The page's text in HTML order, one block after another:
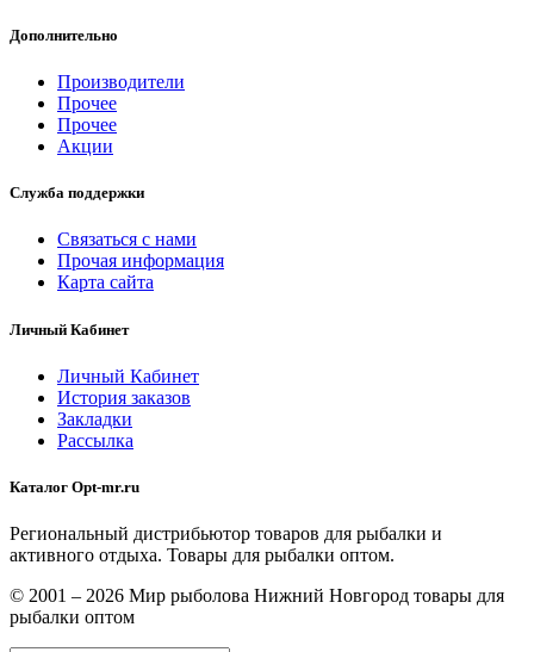
Дополнительно
Производители
Прочее
Прочее
Акции
Служба поддержки
Связаться с нами
Прочая информация
Карта сайта
Личный Кабинет
Личный Кабинет
История заказов
Закладки
Рассылка
Каталог Opt-mr.ru
Региональный дистрибьютор товаров для рыбалки и
активного отдыха. Товары для рыбалки оптом.
© 2001 – 2026 Мир рыболова Нижний Новгород товары для
рыбалки оптом